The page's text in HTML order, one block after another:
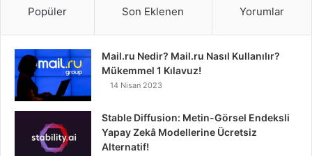
Popüler Son Eklenen Yorumlar
Mail.ru Nedir? Mail.ru Nasıl Kullanılır?
Mükemmel 1 Kılavuz!
14 Nisan 2023
Stable Diffusion: Metin-Görsel Endeksli
Yapay Zekâ Modellerine Ücretsiz
Alternatif!